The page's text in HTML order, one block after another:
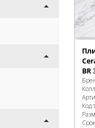
BR
Код